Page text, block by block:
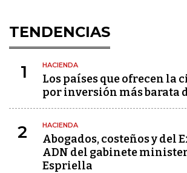
TENDENCIAS
1 HACIENDA
Los países que ofrecen la
por inversión más barata
2 HACIENDA
Abogados, costeños y del
ADN del gabinete
Espriella